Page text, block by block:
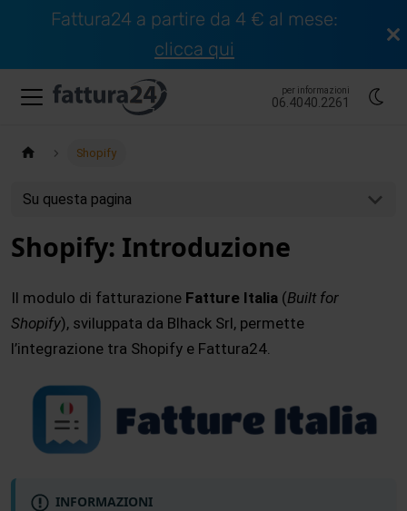
Fattura24 a partire da 4 € al mese:
clicca qui
per informazioni
06.4040.2261
Shopify
Su questa pagina
Shopify: Introduzione
Il modulo di fatturazione Fatture Italia (Built for
Shopify), sviluppata da Blhack Srl, permette
l’integrazione tra Shopify e Fattura24.
INFORMAZIONI